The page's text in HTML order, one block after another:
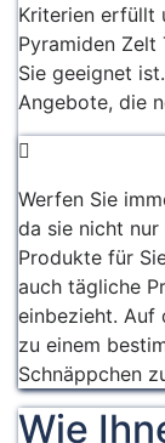
Kriterien erfüllt
Pyramiden
Sie geeignet
Angebote, die
Werfen Sie
da sie nicht
Produkte für
auch tägliche
einbezieht. Auf
zu einem
Schnäppchen
Wie